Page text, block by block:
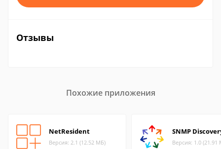
Отзывы
Похожие приложения
NetResident
Версия: 2.1 (12.52 МБ)
SNMP
Версия: 1.0 (21.91